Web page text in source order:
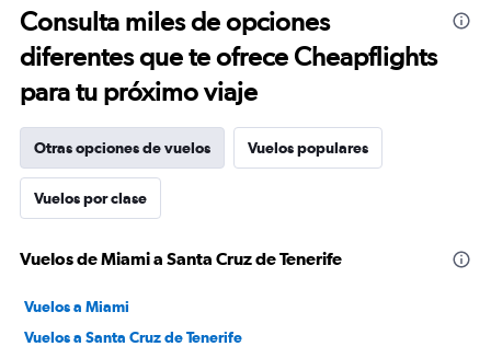
Consulta miles de opciones
diferentes que te ofrece Cheapflights
para tu próximo viaje
Otras opciones de vuelos Vuelos populares
Vuelos por clase
Vuelos de Miami a Santa Cruz de Tenerife
Vuelos a Miami
Vuelos a Santa Cruz de Tenerife